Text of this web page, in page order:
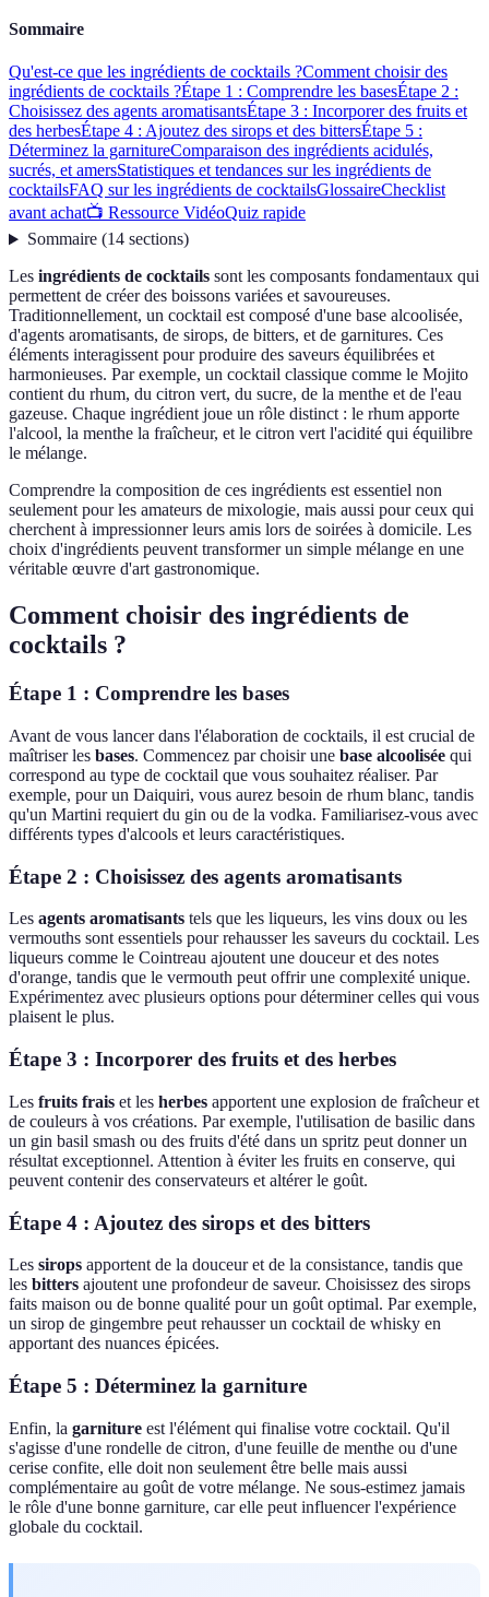
Sommaire
Qu'est-ce que les ingrédients de cocktails ?Comment choisir des
ingrédients de cocktails ?Étape 1 : Comprendre les basesÉtape 2 :
Choisissez des agents aromatisantsÉtape 3 : Incorporer des fruits et
des herbesÉtape 4 : Ajoutez des sirops et des bittersÉtape 5 :
Déterminez la garnitureComparaison des ingrédients acidulés,
sucrés, et amersStatistiques et tendances sur les ingrédients de
cocktailsFAQ sur les ingrédients de cocktailsGlossaireChecklist
avant achat📺 Ressource VidéoQuiz rapide
Sommaire(14 sections)
Les ingrédients de cocktails sont les composants fondamentaux qui
permettent de créer des boissons variées et savoureuses.
Traditionnellement, un cocktail est composé d'une base alcoolisée,
d'agents aromatisants, de sirops, de bitters, et de garnitures. Ces
éléments interagissent pour produire des saveurs équilibrées et
harmonieuses. Par exemple, un cocktail classique comme le Mojito
contient du rhum, du citron vert, du sucre, de la menthe et de l'eau
gazeuse. Chaque ingrédient joue un rôle distinct : le rhum apporte
l'alcool, la menthe la fraîcheur, et le citron vert l'acidité qui équilibre
le mélange.
Comprendre la composition de ces ingrédients est essentiel non
seulement pour les amateurs de mixologie, mais aussi pour ceux qui
cherchent à impressionner leurs amis lors de soirées à domicile. Les
choix d'ingrédients peuvent transformer un simple mélange en une
véritable œuvre d'art gastronomique.
Comment choisir des ingrédients de
cocktails ?
Étape 1 : Comprendre les bases
Avant de vous lancer dans l'élaboration de cocktails, il est crucial de
maîtriser les bases. Commencez par choisir une base alcoolisée qui
correspond au type de cocktail que vous souhaitez réaliser. Par
exemple, pour un Daiquiri, vous aurez besoin de rhum blanc, tandis
qu'un Martini requiert du gin ou de la vodka. Familiarisez-vous avec
différents types d'alcools et leurs caractéristiques.
Étape 2 : Choisissez des agents aromatisants
Les agents aromatisants tels que les liqueurs, les vins doux ou les
vermouths sont essentiels pour rehausser les saveurs du cocktail. Les
liqueurs comme le Cointreau ajoutent une douceur et des notes
d'orange, tandis que le vermouth peut offrir une complexité unique.
Expérimentez avec plusieurs options pour déterminer celles qui vous
plaisent le plus.
Étape 3 : Incorporer des fruits et des herbes
Les fruits frais et les herbes apportent une explosion de fraîcheur et
de couleurs à vos créations. Par exemple, l'utilisation de basilic dans
un gin basil smash ou des fruits d'été dans un spritz peut donner un
résultat exceptionnel. Attention à éviter les fruits en conserve, qui
peuvent contenir des conservateurs et altérer le goût.
Étape 4 : Ajoutez des sirops et des bitters
Les sirops apportent de la douceur et de la consistance, tandis que
les bitters ajoutent une profondeur de saveur. Choisissez des sirops
faits maison ou de bonne qualité pour un goût optimal. Par exemple,
un sirop de gingembre peut rehausser un cocktail de whisky en
apportant des nuances épicées.
Étape 5 : Déterminez la garniture
Enfin, la garniture est l'élément qui finalise votre cocktail. Qu'il
s'agisse d'une rondelle de citron, d'une feuille de menthe ou d'une
cerise confite, elle doit non seulement être belle mais aussi
complémentaire au goût de votre mélange. Ne sous-estimez jamais
le rôle d'une bonne garniture, car elle peut influencer l'expérience
globale du cocktail.